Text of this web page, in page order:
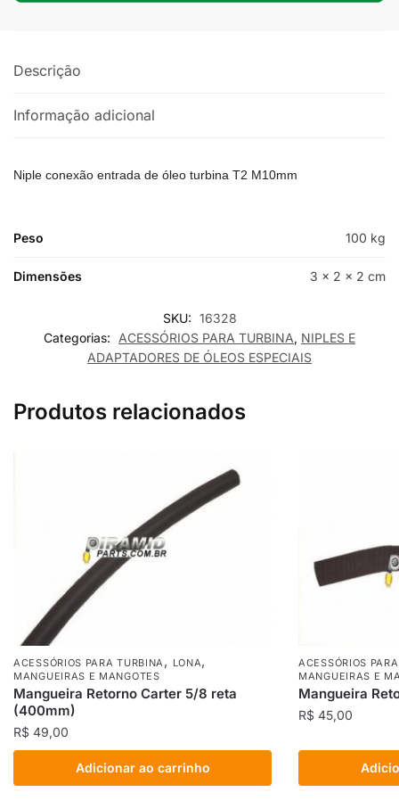
Descrição
Informação adicional
Niple conexão entrada de óleo turbina T2 M10mm
Peso 100 kg
Dimensões 3 × 2 × 2 cm
SKU: 16328
Categorias: ACESSÓRIOS PARA TURBINA, NIPLES E
ADAPTADORES DE ÓLEOS ESPECIAIS
Produtos relacionados
ACESSÓRIOS PARA TURBINA, LONA,
MANGUEIRAS E MANGOTES
Mangueira Retorno Carter 5/8 reta
(400mm)
R$ 49,00
Adicionar ao carrinho
ACESSÓRIOS
MANGUEIRAS E
Mangueira
R$ 45,00